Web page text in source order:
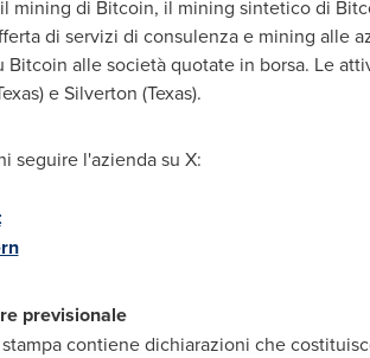
mining di Bitcoin, il mining sintetico di
di servizi di consulenza e mining alle
Bitcoin alle società quotate in borsa. Le
) eSilverton (Texas).
seguire l'azienda su X:
previsionale
contiene dichiarazioni che